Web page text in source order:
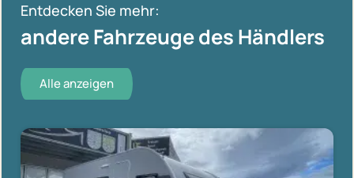
Entdecken Sie mehr:
andere Fahrzeuge des Händlers
Alle anzeigen